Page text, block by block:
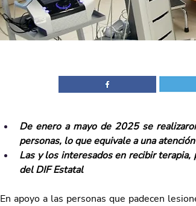
De enero a mayo de 2025 se
personas, lo que equivale a una
Las y los interesados en recibir terapia,
del DIF Estatal
En apoyo a las personas que padecen